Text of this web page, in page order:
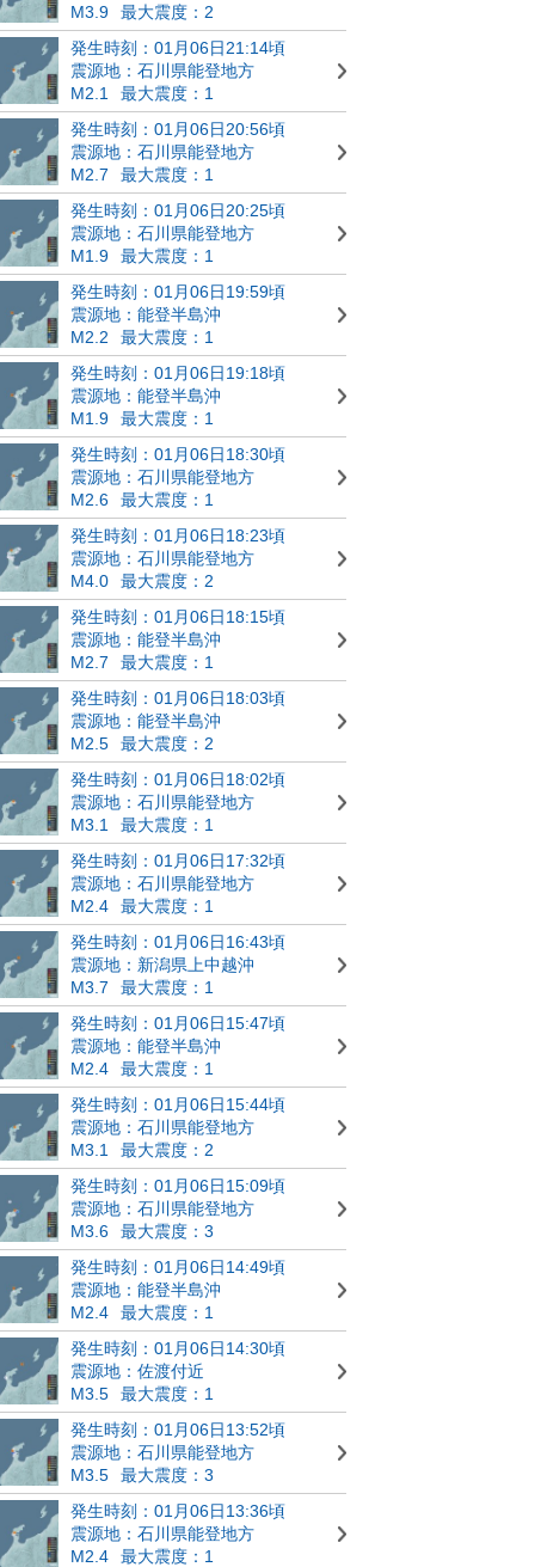
M3.9
最大震度：2
発生時刻：01月06日21:14頃
震源地：石川県能登地方
M2.1
最大震度：1
発生時刻：01月06日20:56頃
震源地：石川県能登地方
M2.7
最大震度：1
発生時刻：01月06日20:25頃
震源地：石川県能登地方
M1.9
最大震度：1
発生時刻：01月06日19:59頃
震源地：能登半島沖
M2.2
最大震度：1
発生時刻：01月06日19:18頃
震源地：能登半島沖
M1.9
最大震度：1
発生時刻：01月06日18:30頃
震源地：石川県能登地方
M2.6
最大震度：1
発生時刻：01月06日18:23頃
震源地：石川県能登地方
M4.0
最大震度：2
発生時刻：01月06日18:15頃
震源地：能登半島沖
M2.7
最大震度：1
発生時刻：01月06日18:03頃
震源地：能登半島沖
M2.5
最大震度：2
発生時刻：01月06日18:02頃
震源地：石川県能登地方
M3.1
最大震度：1
発生時刻：01月06日17:32頃
震源地：石川県能登地方
M2.4
最大震度：1
発生時刻：01月06日16:43頃
震源地：新潟県上中越沖
M3.7
最大震度：1
発生時刻：01月06日15:47頃
震源地：能登半島沖
M2.4
最大震度：1
発生時刻：01月06日15:44頃
震源地：石川県能登地方
M3.1
最大震度：2
発生時刻：01月06日15:09頃
震源地：石川県能登地方
M3.6
最大震度：3
発生時刻：01月06日14:49頃
震源地：能登半島沖
M2.4
最大震度：1
発生時刻：01月06日14:30頃
震源地：佐渡付近
M3.5
最大震度：1
発生時刻：01月06日13:52頃
震源地：石川県能登地方
M3.5
最大震度：3
発生時刻：01月06日13:36頃
震源地：石川県能登地方
M2.4
最大震度：1